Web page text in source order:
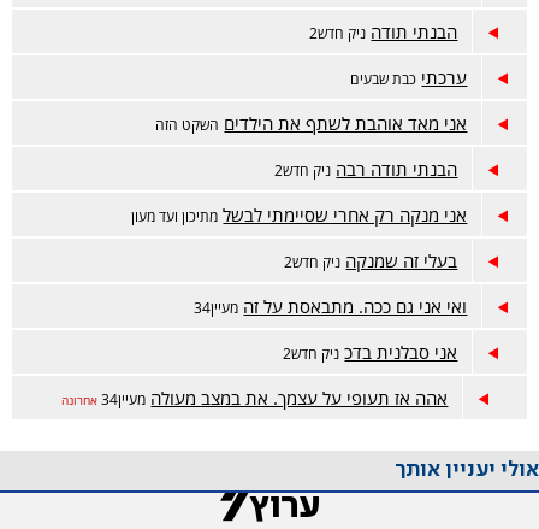
הבנתי תודה ניק חדש2
ערכתי כבת שבעים
אני מאד אוהבת לשתף את הילדים השקט הזה
הבנתי תודה רבה ניק חדש2
אני מנקה רק אחרי שסיימתי לבשל מתיכון ועד מעון
בעלי זה שמנקה ניק חדש2
ואי אני גם ככה. מתבאסת על זה מעיין34
אני סבלנית בדכ ניק חדש2
אהה אז תעופי על עצמך. את במצב מעולה מעיין34 אחרונה
אולי יעניין אותך